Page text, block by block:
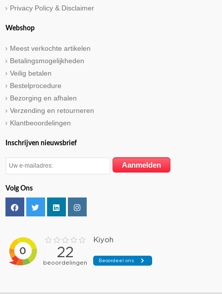
Privacy Policy & Disclaimer
Webshop
Meest verkochte artikelen
Betalingsmogelijkheden
Veilig betalen
Bestelprocedure
Bezorging en afhalen
Verzending en retourneren
Klantbeoordelingen
Inschrijven nieuwsbrief
Volg Ons